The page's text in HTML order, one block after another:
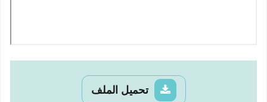
تحميل الملف